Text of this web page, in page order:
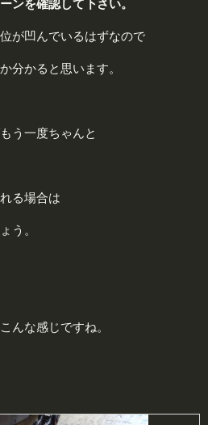
ンを確認して下さい。
が凹んでいるはずなので
分かると思います。
う一度ちゃんと
る場合は
う。
んな感じですね。